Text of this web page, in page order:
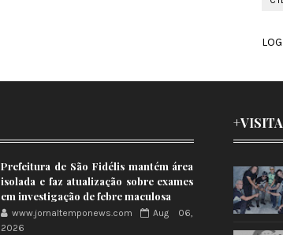
Prefeitura de São Fidélis mantém área
isolada e faz atualização sobre exames
em investigação de febre maculosa
www.jornaltemponews.com
Aug 06,
2026